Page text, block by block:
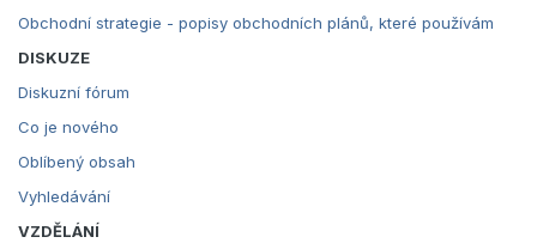
Obchodní strategie - popisy obchodních plánů, které používám
DISKUZE
Diskuzní fórum
Co je nového
Oblíbený obsah
Vyhledávání
VZDĚLÁNÍ